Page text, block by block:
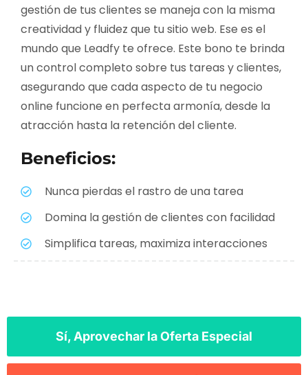
gestión de tus clientes se maneja con la misma
creatividad y fluidez que tu sitio web. Ese es el
mundo que Leadfy te ofrece. Este bono te brinda
un control completo sobre tus tareas y clientes,
asegurando que cada aspecto de tu negocio
online funcione en perfecta armonía, desde la
atracción hasta la retención del cliente.
Beneficios:
Nunca pierdas el rastro de una tarea
Domina la gestión de clientes con facilidad
Simplifica tareas, maximiza interacciones
Sí, Aprovechar la Oferta Especial